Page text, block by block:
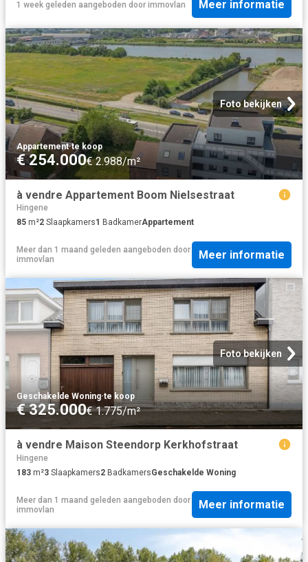
1 week geleden aangeboden door immovlan Meer informatie
Foto bekijken
Appartement·te koop
€ 254.000€ 2.988/m²
à vendre Appartement Boom Nielsestraat
Hingene
85 m²2 Slaapkamers1 BadkamerAppartement
Meer dan 1 maand geleden aangeboden door
immovlan
Meer informatie
Foto bekijken
Geschakelde Woning·te koop
€ 325.000€ 1.775/m²
à vendre Maison Steendorp Kerkhofstraat
Hingene
183 m²3 Slaapkamers2 BadkamersGeschakelde Woning
Meer dan 1 maand geleden aangeboden door
immovlan
Meer informatie